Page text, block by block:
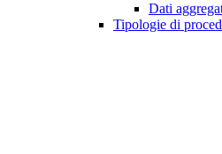
Dati
Tipologie di